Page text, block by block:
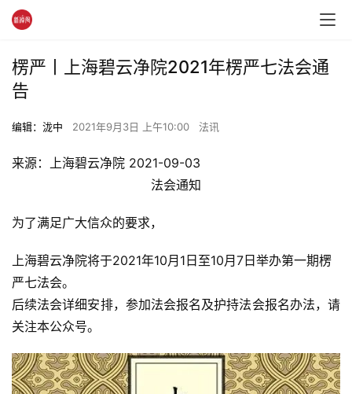
楞严丨上海碧云净院2021年楞严七法会通
告
编辑：泷中 2021年9月3日 上午10:00 法讯
​来源：上海碧云净院 2021-09-03
法会通知
为了满足广大信众的要求，
上海碧云净院将于2021年10月1日至10月7日举办第一期楞
严七法会。
后续法会详细安排，参加法会报名及护持法会报名办法，请
关注本公众号。